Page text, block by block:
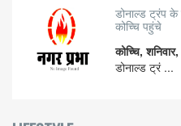
डोनाल्ड ट्रंप के
कोच्चि पहुंचे
कोच्चि,
डोनाल्ड ट्रं ...